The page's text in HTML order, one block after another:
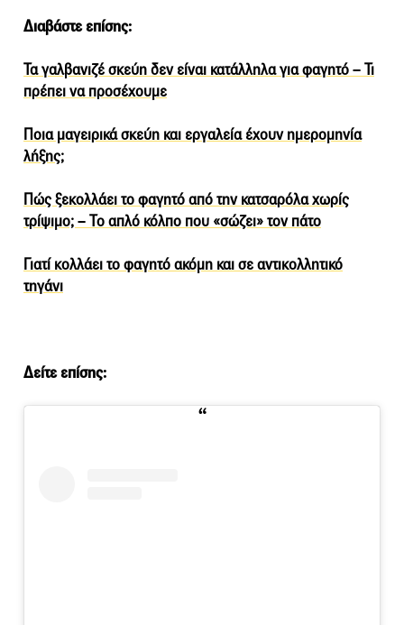
Διαβάστε επίσης:
Τα γαλβανιζέ σκεύη δεν είναι κατάλληλα για φαγητό – Τι
πρέπει να προσέχουμε
Ποια μαγειρικά σκεύη και εργαλεία έχουν ημερομηνία
λήξης;
Πώς ξεκολλάει το φαγητό από την κατσαρόλα χωρίς
τρίψιμο; – Το απλό κόλπο που «σώζει» τον πάτο
Γιατί κολλάει το φαγητό ακόμη και σε αντικολλητικό
τηγάνι
Δείτε επίσης: